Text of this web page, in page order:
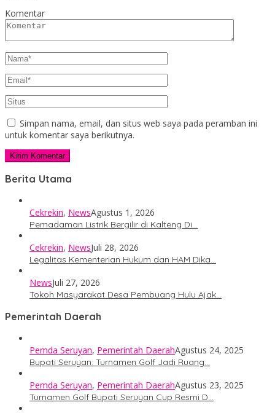
Komentar
Simpan nama, email, dan situs web saya pada peramban ini
untuk komentar saya berikutnya.
Berita Utama
Cekrekin, NewsAgustus 1, 2026
Pemadaman Listrik Bergilir di Kalteng Di…
Cekrekin, NewsJuli 28, 2026
Legalitas Kementerian Hukum dan HAM Dika…
NewsJuli 27, 2026
Tokoh Masyarakat Desa Pembuang Hulu Ajak…
Pemerintah Daerah
Pemda Seruyan, Pemerintah DaerahAgustus 24, 2025
Bupati Seruyan: Turnamen Golf Jadi Ruang…
Pemda Seruyan, Pemerintah DaerahAgustus 23, 2025
Turnamen Golf Bupati Seruyan Cup Resmi D…